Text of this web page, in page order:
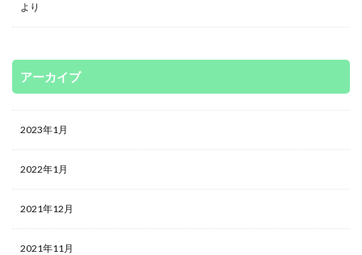
より
アーカイブ
2023年1月
2022年1月
2021年12月
2021年11月